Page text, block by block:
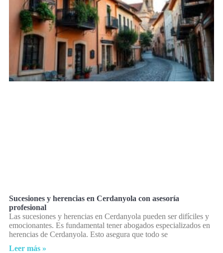
Sucesiones y herencias en Cerdanyola con asesoría
profesional
Las sucesiones y herencias en Cerdanyola pueden ser difíciles y
emocionantes. Es fundamental tener abogados especializados en
herencias de Cerdanyola. Esto asegura que todo se
Leer más »